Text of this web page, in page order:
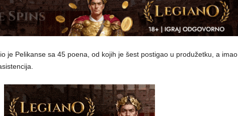
je Pelikanse sa 45 poena, od kojih je šest postigao u produžetku, a imao